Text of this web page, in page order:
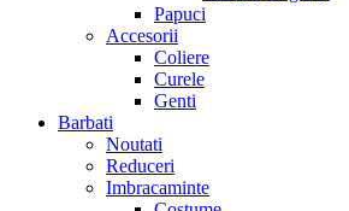
Papuci
Accesorii
Coliere
Curele
Genti
Barbati
Noutati
Reduceri
Imbracaminte